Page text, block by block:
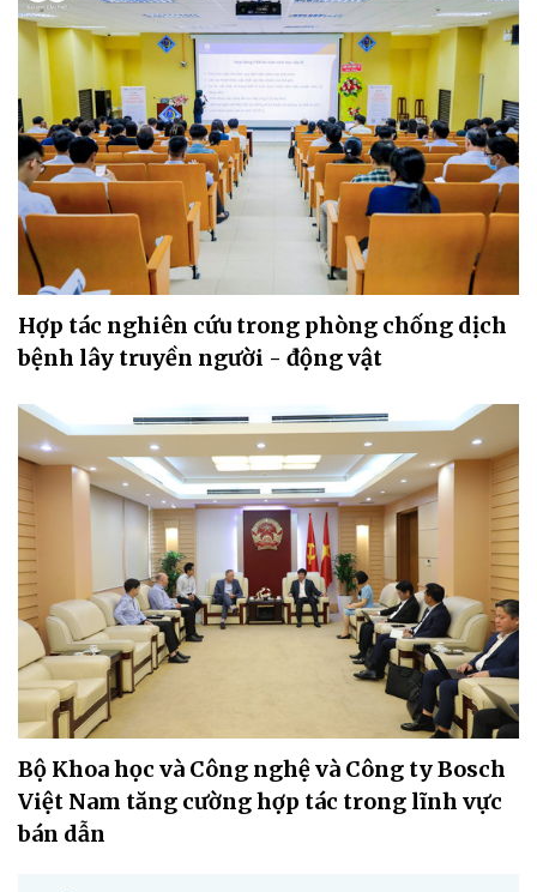
Hợp tác nghiên cứu trong phòng chống dịch
bệnh lây truyền người - động vật
Bộ Khoa học và Công nghệ và Công ty Bosch
Việt Nam tăng cường hợp tác trong lĩnh vực
bán dẫn